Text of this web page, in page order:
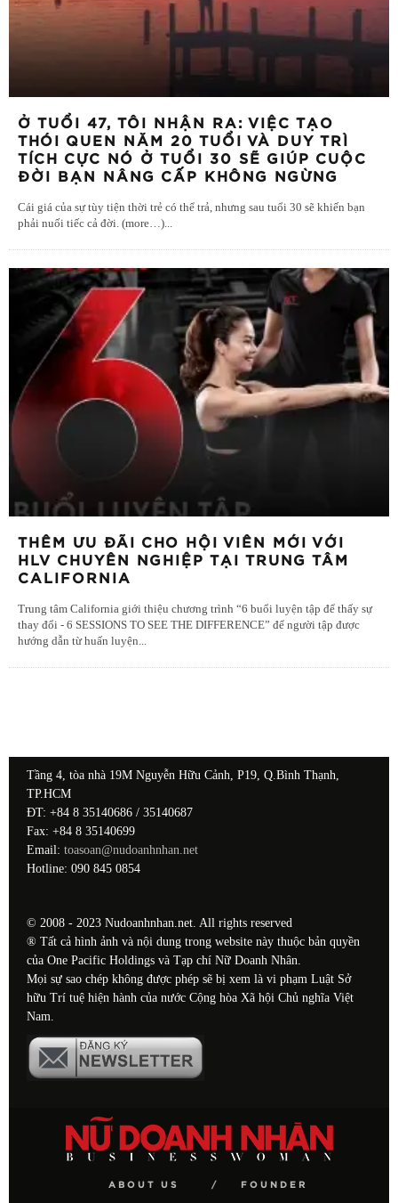
Ở TUỔI 47, TÔI NHẬN RA: VIỆC TẠO
THÓI QUEN NĂM 20 TUỔI VÀ DUY TRÌ
TÍCH CỰC NÓ Ở TUỔI 30 SẼ GIÚP CUỘC
ĐỜI BẠN NÂNG CẤP KHÔNG NGỪNG
Cái giá của sự tùy tiện thời trẻ có thể trả, nhưng sau tuổi 30 sẽ khiến bạn
phải nuối tiếc cả đời. (more…)
THÊM ƯU ĐÃI CHO HỘI VIÊN MỚI VỚI
HLV CHUYÊN NGHIỆP TẠI TRUNG TÂM
CALIFORNIA
Trung tâm California giới thiệu chương trình “6 buổi luyện tập để thấy sự
thay đổi - 6 SESSIONS TO SEE THE DIFFERENCE” để người tập được
hướng dẫn từ huấn luyện...
Tầng 4, tòa nhà 19M Nguyễn Hữu Cảnh, P19, Q.Bình Thạnh,
TP.HCM
ĐT: +84 8 35140686 / 35140687
Fax: +84 8 35140699
Email: toasoan@nudoanhnhan.net
Hotline: 090 845 0854
© 2008 - 2023 Nudoanhnhan.net. All rights reserved
® Tất cả hình ảnh và nội dung trong website này thuộc bản quyền
của One Pacific Holdings và Tạp chí Nữ Doanh Nhân.
Mọi sự sao chép không được phép sẽ bị xem là vi phạm Luật Sở
hữu Trí tuệ hiện hành của nước Cộng hòa Xã hội Chủ nghĩa Việt
Nam.
ABOUT US FOUNDER